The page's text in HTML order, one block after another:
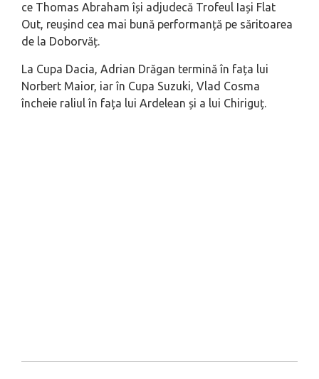
ce Thomas Abraham își adjudecă Trofeul Iași Flat
Out, reușind cea mai bună performanță pe săritoarea
de la Doborvăț.
La Cupa Dacia, Adrian Drăgan termină în fața lui
Norbert Maior, iar în Cupa Suzuki, Vlad Cosma
încheie raliul în fața lui Ardelean și a lui Chiriguț.